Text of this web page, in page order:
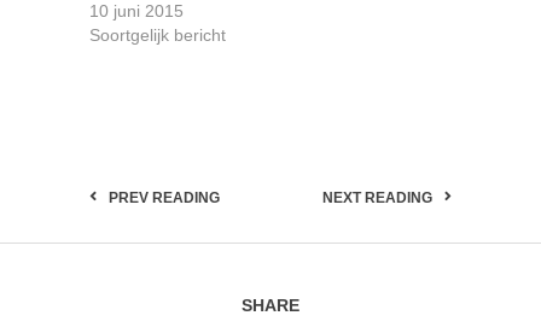
10 juni 2015
Soortgelijk bericht
PREV READING NEXT READING
SHARE